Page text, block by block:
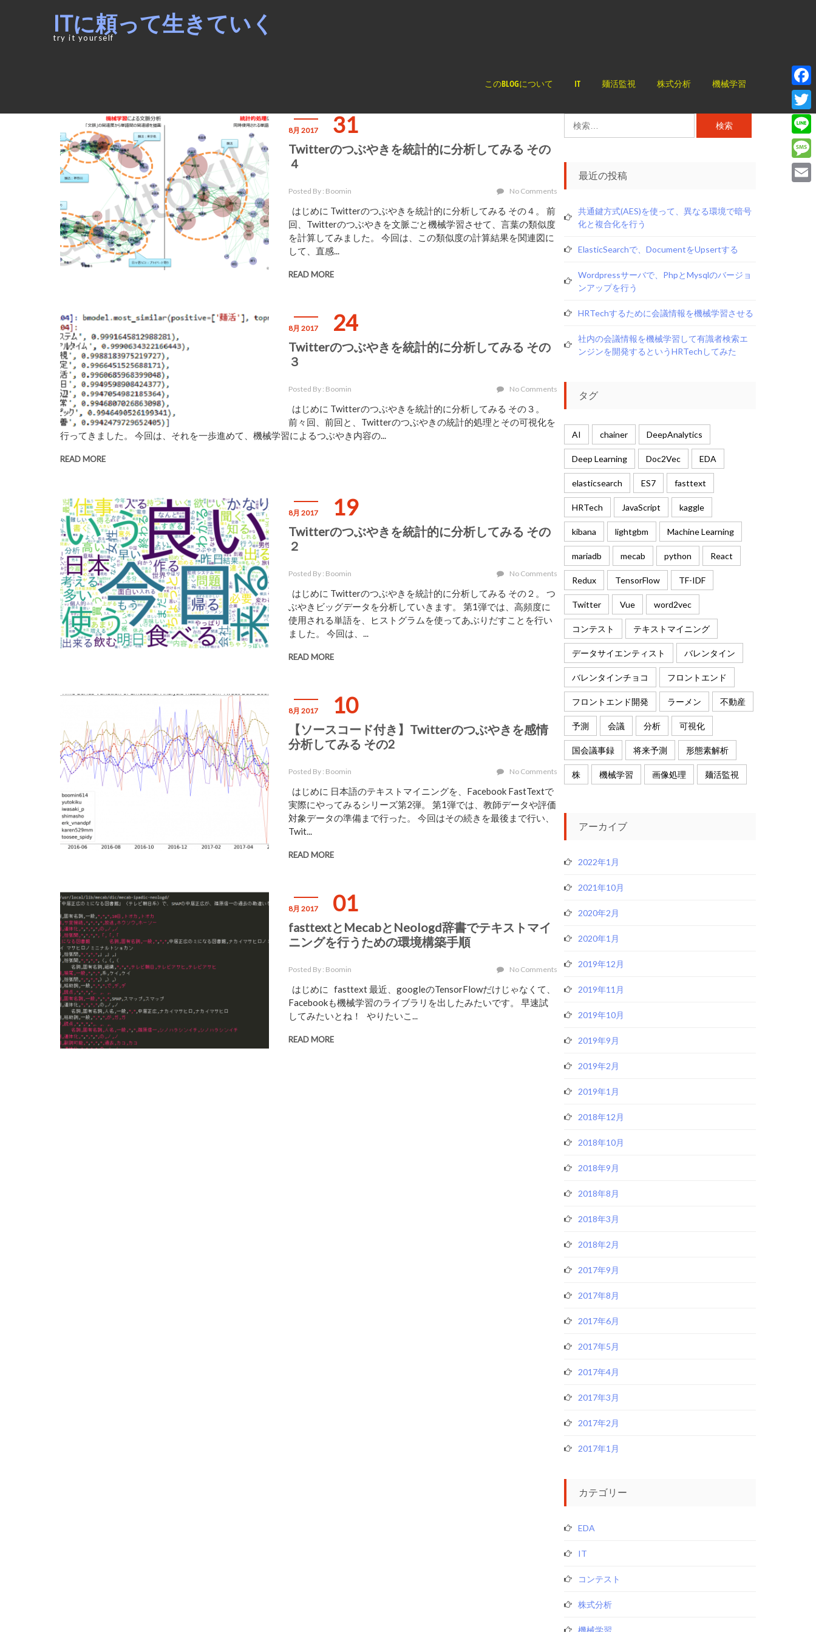
ITに頼って生きていく
try it yourself
このBLOGについて IT 麺活監視 株式分析 機械学習
8月 2017 31
Twitterのつぶやきを統計的に分析してみる その
４
Posted By : Boomin No Comments
はじめに Twitterのつぶやきを統計的に分析してみる その４。 前
回、Twitterのつぶやきを文脈ごと機械学習させて、言葉の類似度
を計算してみました。 今回は、この類似度の計算結果を関連図に
して、直感...
READ MORE
8月 2017 24
Twitterのつぶやきを統計的に分析してみる その
３
Posted By : Boomin No Comments
はじめに Twitterのつぶやきを統計的に分析してみる その３。
前々回、前回と、Twitterのつぶやきの統計的処理とその可視化を
行ってきました。 今回は、それを一歩進めて、機械学習によるつぶやき内容の...
READ MORE
8月 2017 19
Twitterのつぶやきを統計的に分析してみる その
２
Posted By : Boomin No Comments
はじめに Twitterのつぶやきを統計的に分析してみる その２。 つ
ぶやきビッグデータを分析していきます。 第1弾では、高頻度に
使用される単語を、ヒストグラムを使ってあぶりだすことを行い
ました。 今回は、...
READ MORE
8月 2017 10
【ソースコード付き】Twitterのつぶやきを感情
分析してみる その2
Posted By : Boomin No Comments
はじめに 日本語のテキストマイニングを、Facebook FastTextで
実際にやってみるシリーズ第2弾。 第1弾では、教師データや評価
対象データの準備まで行った。 今回はその続きを最後まで行い、
Twit...
READ MORE
8月 2017 01
fasttextとMecabとNeologd辞書でテキストマイ
ニングを行うための環境構築手順
Posted By : Boomin No Comments
はじめに fasttext 最近、googleのTensorFlowだけじゃなくて、
Facebookも機械学習のライブラリを出したみたいです。 早速試
してみたいとね！ やりたいこ...
READ MORE
索:
最近の投稿
共通鍵方式(AES)を使って、異なる環境で暗号
化と複合化を行う
ElasticSearchで、documentをupsertする
Wordpressサーバで、phpとmysqlのバージョ
ンアップを行う
HRTechするために会議情報を機械学習させる
社内の会議情報を機械学習して有識者検索エ
ンジンを開発するというHRTechしてみた
タグ
AI chainer DeepAnalytics
Deep Learning Doc2Vec EDA
elasticsearch ES7 fasttext
HRTech JavaScript kaggle
kibana lightgbm Machine Learning
mariadb mecab python React
Redux TensorFlow TF-IDF
Twitter Vue word2vec
コンテスト テキストマイニング
データサイエンティスト バレンタイン
バレンタインチョコ フロントエンド
フロントエンド開発 ラーメン 不動産
予測 会議 分析 可視化
国会議事録 将来予測 形態素解析
株 機械学習 画像処理 麺活監視
アーカイブ
2022年1月
2021年10月
2020年2月
2020年1月
2019年12月
2019年11月
2019年10月
2019年9月
2019年2月
2019年1月
2018年12月
2018年10月
2018年9月
2018年8月
2018年3月
2018年2月
2017年9月
2017年8月
2017年6月
2017年5月
2017年4月
2017年3月
2017年2月
2017年1月
カテゴリー
EDA
IT
コンテスト
株式分析
機械学習
Line